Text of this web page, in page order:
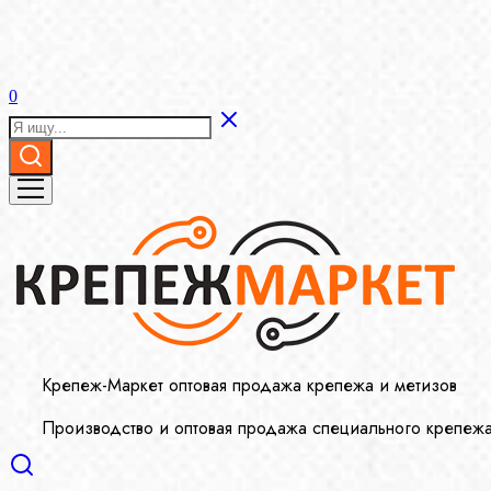
0
Крепеж-Маркет оптовая продажа крепежа и метизов
Производство и оптовая продажа специального